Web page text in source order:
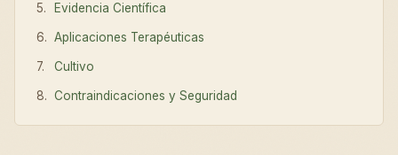
Evidencia Científica
Aplicaciones Terapéuticas
Cultivo
Contraindicaciones y Seguridad